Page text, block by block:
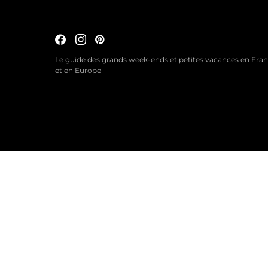
Le guide des grands week-ends et petites vacances en
et en Europe